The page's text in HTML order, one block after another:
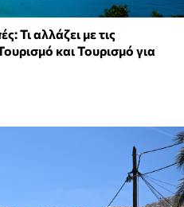
Τι αλλάζει με τις
και Τουρισμό για